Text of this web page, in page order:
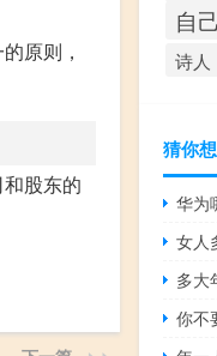
原则，
股东的
自
诗人
猜你
华为
女人
多大
你不